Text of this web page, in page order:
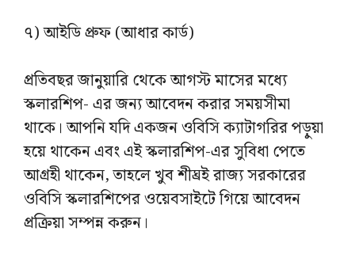
৭) আইডি প্রুফ (আধার কার্ড)
প্রতিবছর জানুয়ারি থেকে আগস্ট মাসের মধ্যে
স্কলারশিপ- এর জন্য আবেদন করার সময়সীমা
থাকে। আপনি যদি একজন ওবিসি ক্যাটাগরির পড়ুয়া
হয়ে থাকেন এবং এই স্কলারশিপ-এর সুবিধা পেতে
আগ্রহী থাকেন, তাহলে খুব শীঘ্রই রাজ্য সরকারের
ওবিসি স্কলারশিপের ওয়েবসাইটে গিয়ে আবেদন
প্রক্রিয়া সম্পন্ন করুন।